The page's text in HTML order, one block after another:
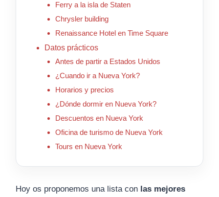
Ferry a la isla de Staten
Chrysler building
Renaissance Hotel en Time Square
Datos prácticos
Antes de partir a Estados Unidos
¿Cuando ir a Nueva York?
Horarios y precios
¿Dónde dormir en Nueva York?
Descuentos en Nueva York
Oficina de turismo de Nueva York
Tours en Nueva York
Hoy os proponemos una lista con las mejores